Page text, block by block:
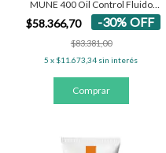
MUNE 400 Oil Control Fluido
SPF50+
$58.366,70 -30%OFF
$83.381,00
5 x $11.673,34 sin interés